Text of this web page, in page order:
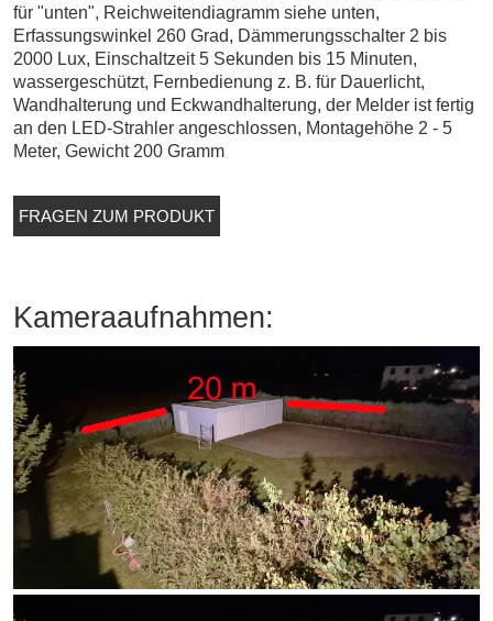
für "unten", Reichweitendiagramm siehe unten,
Erfassungswinkel 260 Grad, Dämmerungsschalter 2 bis
2000 Lux, Einschaltzeit 5 Sekunden bis 15 Minuten,
wassergeschützt, Fernbedienung z. B. für Dauerlicht,
Wandhalterung und Eckwandhalterung, der Melder ist fertig
an den LED-Strahler angeschlossen, Montagehöhe 2 - 5
Meter, Gewicht 200 Gramm
FRAGEN ZUM PRODUKT
Kameraaufnahmen: